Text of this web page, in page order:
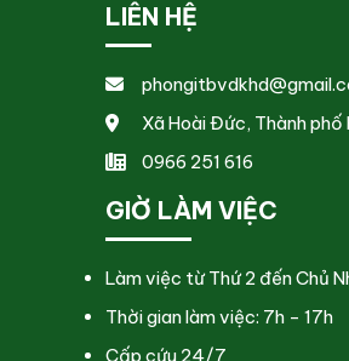
LIÊN HỆ
Xã Hoài Đức, Thành phố
0966 251 616
GIỜ LÀM VIỆC
Làm việc từ Thứ 2 đến Chủ
Thời gian làm việc: 7h - 17h
Cấp cứu 24/7